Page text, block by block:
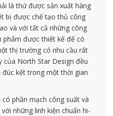
là thứ được sản xuất hàng
bị được chế tạo thủ công
và với tất cả những công
phẩm được thiết kế để có
thị trường có nhu cầu rất
của North Star Design đều
kết trong một thời gian
phần mạch công suất và
những linh kiện chuẩn hi-